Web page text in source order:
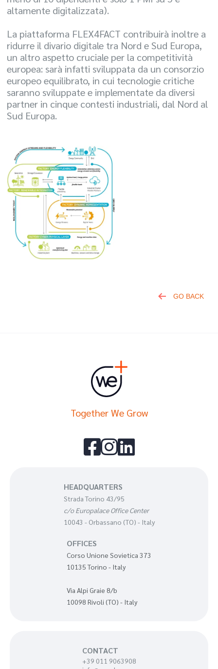
altamente digitalizzata).
La piattaforma FLEX4FACT contribuirà inoltre a
ridurre il divario digitale tra Nord e Sud Europa,
un altro aspetto cruciale per la competitività
europea: sarà infatti sviluppata da un consorzio
europeo equilibrato, in cui tecnologie critiche
saranno sviluppate e implementate da diversi
partner in cinque contesti industriali, dal Nord al
Sud Europa.
GO BACK
Together We Grow
 
HEADQUARTERS
Strada Torino 43/95
c/o Europalace Office Center
10043 - Orbassano (TO) - Italy
OFFICES
Corso Unione Sovietica 373
10135 Torino - Italy
Via Alpi Graie 8/b
10098 Rivoli (TO) - Italy
CONTACT
+39 011 9063908